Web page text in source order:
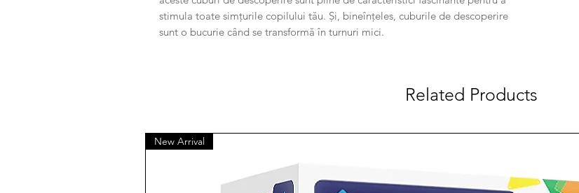
stimula toate simțurile copilului tău. Și, bineînțeles, cuburile de descoperire
sunt o bucurie când se transformă în turnuri mici.
Related Products
New Arrival